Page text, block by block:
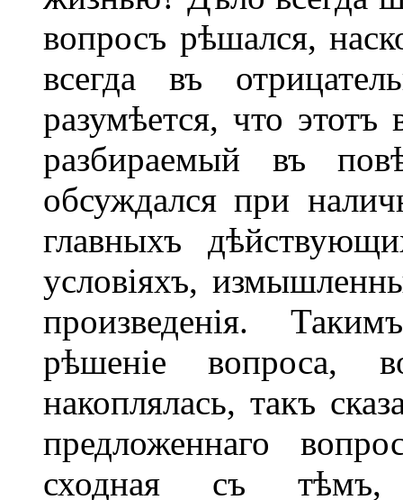
вопросъ рѣшался,
всегда въ
разумѣется, что
разбираемый въ
обсуждался при
главныхъ
условіяхъ,
произведенія.
рѣшеніе
накоплялась, такъ
предложеннаго
сходная съ тѣмъ,